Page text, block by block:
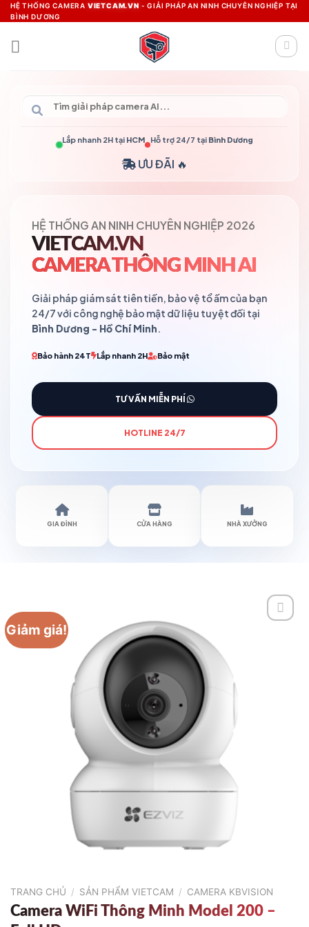
Skip
to
content
HỆ THỐNG CAMERA VIETCAM.VN - GIẢI PHÁP AN NINH CHUYÊN NGHIỆP TẠI
BÌNH DƯƠNG
Lắp nhanh 2H tại HCM Hỗ trợ 24/7 tại Bình Dương
ƯU ĐÃI 🔥
HỆ THỐNG AN NINH CHUYÊN NGHIỆP 2026
VIETCAM.VN
CAMERA THÔNG MINH AI
Giải pháp giám sát tiên tiến, bảo vệ tổ ấm của bạn
24/7 với công nghệ bảo mật dữ liệu tuyệt đối tại
Bình Dương - Hồ Chí Minh.
Bảo hành 24T Lắp nhanh 2H Bảo mật
TƯ VẤN MIỄN PHÍ
HOTLINE 24/7
GIA ĐÌNH CỬA HÀNG NHÀ XƯỞNG
Giảm giá!
TRANG CHỦ / SẢN PHẨM VIETCAM / CAMERA KBVISION
Camera WiFi Thông Minh Model 200 –